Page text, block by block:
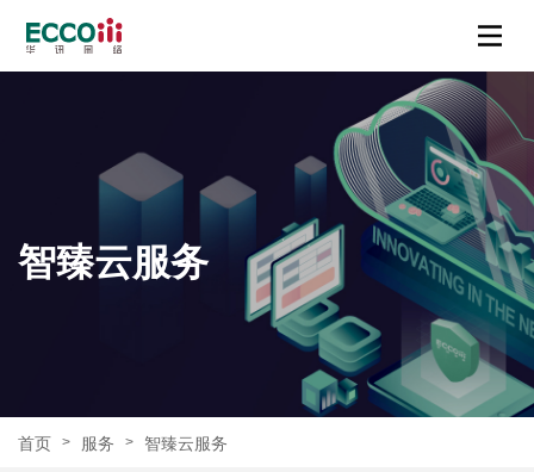
智臻云服务
首页 > 服务 > 智臻云服务